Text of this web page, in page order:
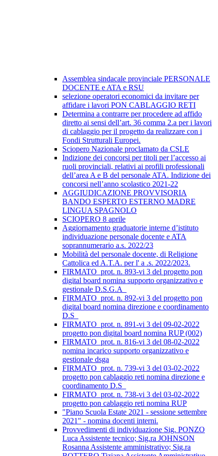
Assemblea sindacale provinciale PERSONALE
DOCENTE e ATA e RSU
selezione operatori economici da invitare per
affidare i lavori PON CABLAGGIO RETI
Determina a contrarre per procedere ad affido
diretto ai sensi dell’art. 36 comma 2.a per i lavori
di cablaggio per il progetto da realizzare con i
Fondi Strutturali Europei.
Sciopero Nazionale proclamato da CSLE
Indizione dei concorsi per titoli per l’accesso ai
ruoli provinciali, relativi ai profili professionali
dell’area A e B del personale ATA. Indizione dei
concorsi nell’anno scolastico 2021-22
AGGIUDICAZIONE PROVVISORIA
BANDO ESPERTO ESTERNO MADRE
LINGUA SPAGNOLO
SCIOPERO 8 aprile
Aggiornamento graduatorie interne d’istituto
individuazione personale docente e ATA
soprannumerario a.s. 2022/23
Mobilità del personale docente, di Religione
Cattolica ed A.T.A. per l' a .s. 2022/2023.
FIRMATO_prot. n. 893-vi 3 del progetto pon
digital board nomina supporto organizzativo e
gestionale D.S.G.A_
FIRMATO_prot. n. 892-vi 3 del progetto pon
digital board nomina direzione e coordinamento
D.S_
FIRMATO_prot. n. 891-vi 3 del 09-02-2022
progetto pon digital board nomina RUP (002)
FIRMATO_prot. n. 816-vi 3 del 08-02-2022
nomina incarico supporto organizzativo e
gestionale dsga
FIRMATO_prot. n. 739-vi 3 del 03-02-2022
progetto pon cablaggio reti nomina direzione e
coordinamento D.S_
FIRMATO_prot. n. 738-vi 3 del 03-02-2022
progetto pon cablaggio reti nomina RUP
"Piano Scuola Estate 2021 - sessione settembre
2021" - nomina docenti interni.
Provvedimenti di individuazione Sig. PONZO
Luca Assistente tecnico; Sig.ra JOHNSON
Rosanna Assistente amministrativo; Sig.ra